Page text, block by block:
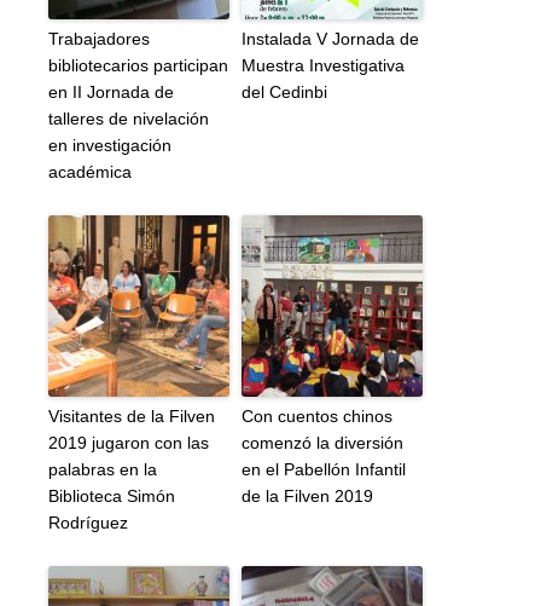
Trabajadores
bibliotecarios participan
en II Jornada de
talleres de nivelación
en investigación
académica
Instalada V Jornada de
Muestra Investigativa
del Cedinbi
Visitantes de la Filven
2019 jugaron con las
palabras en la
Biblioteca Simón
Rodríguez
Con cuentos chinos
comenzó la diversión
en el Pabellón Infantil
de la Filven 2019